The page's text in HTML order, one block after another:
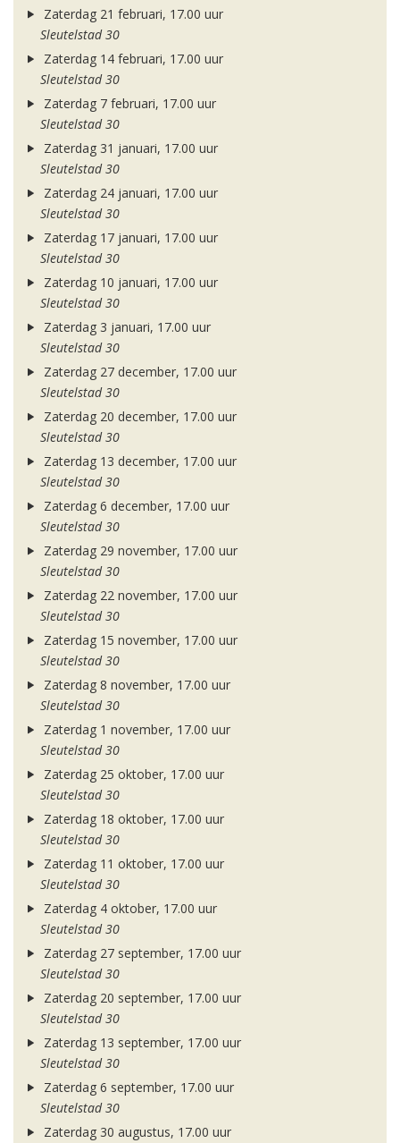
Zaterdag 21 februari, 17.00 uur
Sleutelstad 30
Zaterdag 14 februari, 17.00 uur
Sleutelstad 30
Zaterdag 7 februari, 17.00 uur
Sleutelstad 30
Zaterdag 31 januari, 17.00 uur
Sleutelstad 30
Zaterdag 24 januari, 17.00 uur
Sleutelstad 30
Zaterdag 17 januari, 17.00 uur
Sleutelstad 30
Zaterdag 10 januari, 17.00 uur
Sleutelstad 30
Zaterdag 3 januari, 17.00 uur
Sleutelstad 30
Zaterdag 27 december, 17.00 uur
Sleutelstad 30
Zaterdag 20 december, 17.00 uur
Sleutelstad 30
Zaterdag 13 december, 17.00 uur
Sleutelstad 30
Zaterdag 6 december, 17.00 uur
Sleutelstad 30
Zaterdag 29 november, 17.00 uur
Sleutelstad 30
Zaterdag 22 november, 17.00 uur
Sleutelstad 30
Zaterdag 15 november, 17.00 uur
Sleutelstad 30
Zaterdag 8 november, 17.00 uur
Sleutelstad 30
Zaterdag 1 november, 17.00 uur
Sleutelstad 30
Zaterdag 25 oktober, 17.00 uur
Sleutelstad 30
Zaterdag 18 oktober, 17.00 uur
Sleutelstad 30
Zaterdag 11 oktober, 17.00 uur
Sleutelstad 30
Zaterdag 4 oktober, 17.00 uur
Sleutelstad 30
Zaterdag 27 september, 17.00 uur
Sleutelstad 30
Zaterdag 20 september, 17.00 uur
Sleutelstad 30
Zaterdag 13 september, 17.00 uur
Sleutelstad 30
Zaterdag 6 september, 17.00 uur
Sleutelstad 30
Zaterdag 30 augustus, 17.00 uur